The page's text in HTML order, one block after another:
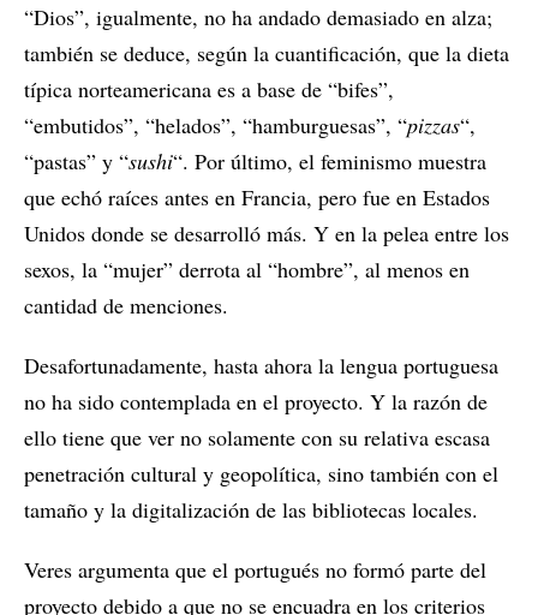
“Dios”, igualmente, no ha andado demasiado en alza;
también se deduce, según la cuantificación, que la dieta
típica norteamericana es a base de “bifes”,
“embutidos”, “helados”, “hamburguesas”, “pizzas“,
“pastas” y “sushi“. Por último, el feminismo muestra
que echó raíces antes en Francia, pero fue en Estados
Unidos donde se desarrolló más. Y en la pelea entre los
sexos, la “mujer” derrota al “hombre”, al menos en
cantidad de menciones.
Desafortunadamente, hasta ahora la lengua portuguesa
no ha sido contemplada en el proyecto. Y la razón de
ello tiene que ver no solamente con su relativa escasa
penetración cultural y geopolítica, sino también con el
tamaño y la digitalización de las bibliotecas locales.
Veres argumenta que el portugués no formó parte del
proyecto debido a que no se encuadra en los criterios